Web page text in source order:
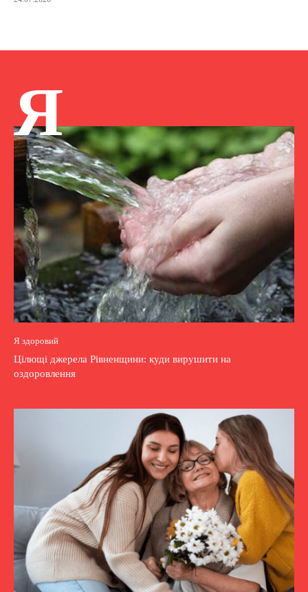
Я
Я здоровий
Цілющі джерела Рівненщини: куди вирушити на
оздоровлення